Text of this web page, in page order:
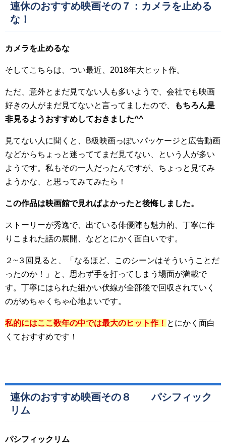
連休のおすすめ映画その７：カメラを止める
な！
カメラを止めるな
そしてこちらは、つい最近、2018年大ヒット作。
ただ、意外とまだ見てない人も多いようで、会社でも映画
好きの人がまだ見てないと言ってましたので、
もちろん是
非見るようおすすめしておきました^^
見てない人に聞くと、B級映画っぽいパッケージと広告動画
などからちょっと迷っててまだ見てない、という人が多い
ようです。私もその一人だったんですが、ちょっと見てみ
ようかな、と思ってみてみたら！
この作品は映画館で見ればよかったと後悔しました。
ストーリーが秀逸で、出ている俳優陣も魅力的、丁寧に作
りこまれた話の展開、などとにかく面白いです。
２~３回見ると、「なるほど、このシーンはそういうことだ
ったのか！」と、思わず手を打ってしまう場面が満載で
す。丁寧にはられた細かい伏線が全部後で回収されていく
のがめちゃくちゃ心地よいです。
私的にはここ数年の中では最大のヒット作！ とにかく面白
くておすすめです！
連休のおすすめ映画その８ パシフィック
リム
パシフィックリム